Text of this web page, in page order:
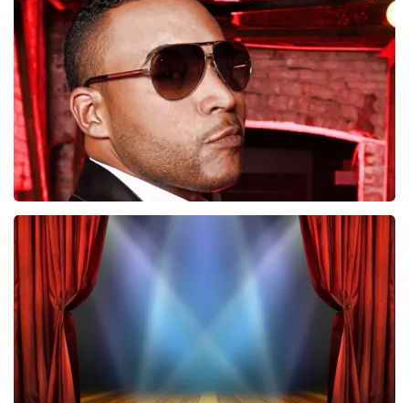
497laatste 30 minuten
BESTEL NU
Don Omar
402 laatste 30 minuten
BESTEL NU